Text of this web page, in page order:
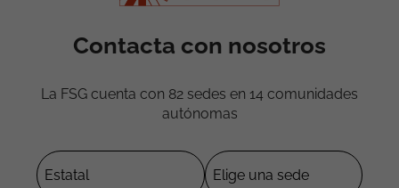
Contacta con nosotros
La FSG cuenta con 82 sedes en 14 comunidades
autónomas